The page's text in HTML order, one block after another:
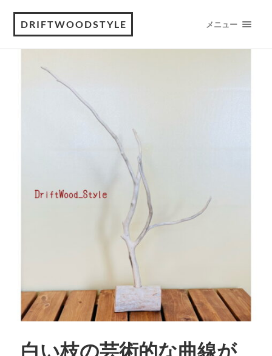
DRIFTWOODSTYLE メニュー
白い枝の芸術的な曲線が